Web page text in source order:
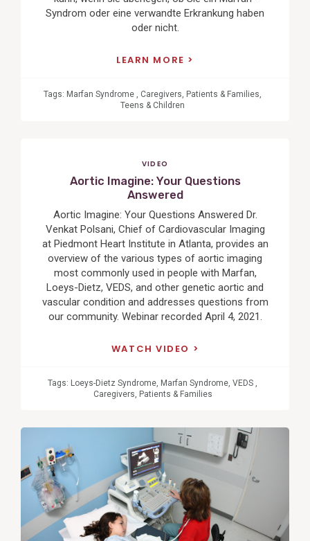
Syndrom oder eine verwandte Erkrankung haben
oder nicht.
LEARN MORE
Tags: Marfan Syndrome , Caregivers, Patients & Families,
Teens & Children
VIDEO
Aortic Imagine: Your Questions
Answered
Aortic Imagine: Your Questions Answered Dr.
Venkat Polsani, Chief of Cardiovascular Imaging
at Piedmont Heart Institute in Atlanta, provides an
overview of the various types of aortic imaging
most commonly used in people with Marfan,
Loeys-Dietz, VEDS, and other genetic aortic and
vascular condition and addresses questions from
our community. Webinar recorded April 4, 2021.
WATCH VIDEO
Tags: Loeys-Dietz Syndrome, Marfan Syndrome, VEDS ,
Caregivers, Patients & Families
View
Post